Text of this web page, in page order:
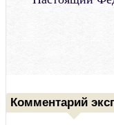
Комментарий